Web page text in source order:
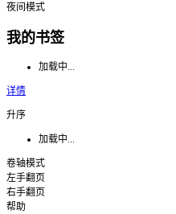
夜间模式
我的书签
加载中...
详情
升序
加载中...
卷轴模式
左手翻页
右手翻页
帮助